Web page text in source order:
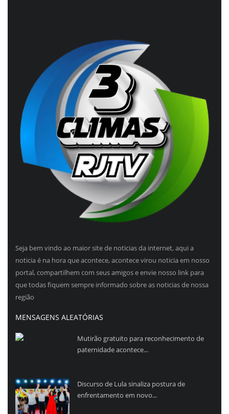
Seja bem vindo ao maior site de noticias da internet, aqui a
noticia é na hora que acontece, acontece virou noticia em nosso
portal, compartilhem com seus amigos e envie nosso link para
que todas fiquem sempre informado sobre as noticias de nossa
região
MENSAGENS ALEATÓRIAS
Mutirão gratuito para reconhecimento de
paternidade acontece...
Discurso de Lula sinaliza postura de
enfrentamento em novo...